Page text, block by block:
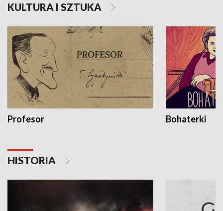
KULTURA I SZTUKA
Profesor Bohaterki
HISTORIA